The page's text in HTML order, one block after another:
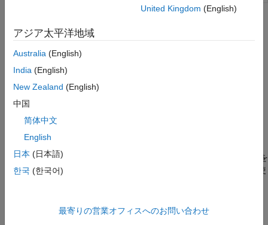
Aerospace aircraft, rotorcraft and spacecraft skeletons and
degrees of freedom.
Aerospace Toolbox アニメーションオブジェクト
アニメーション オブジェクトを使用してフライト データを可視
化します。
Aero.VirtualRealityAnimation オブジェクト
Simulink 3D Animation
ソフトウェアを使用してフライトデータを
可視化するには、Aero.VirtualRealityAnimation オブジェクトを使
AC3D ファイルとサムネイルの概要
United Kingdom (English)
アジア太平洋地域
Australia (English)
India (English)
New Zealand (English)
中国
简体中文
English
日本 (日本語)
한국 (한국어)
最寄りの営業オフィスへのお問い合わせ